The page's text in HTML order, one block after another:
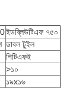
ইডব্লিউটিএফ ৭৫০
ডাবল টুইল
পিটিএফই
>১০
১৯x১৬